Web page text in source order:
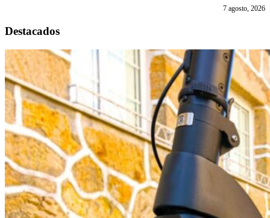
7 agosto, 2026
Destacados